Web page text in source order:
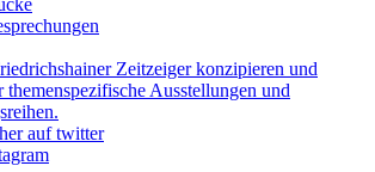
Zeitzeiger konzipieren und
themenspezifische Ausstellungen und
auf twitter